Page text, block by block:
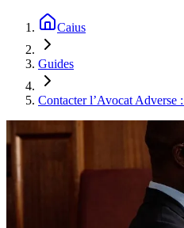
Caius
Guides
Contacter l’Avocat Adverse